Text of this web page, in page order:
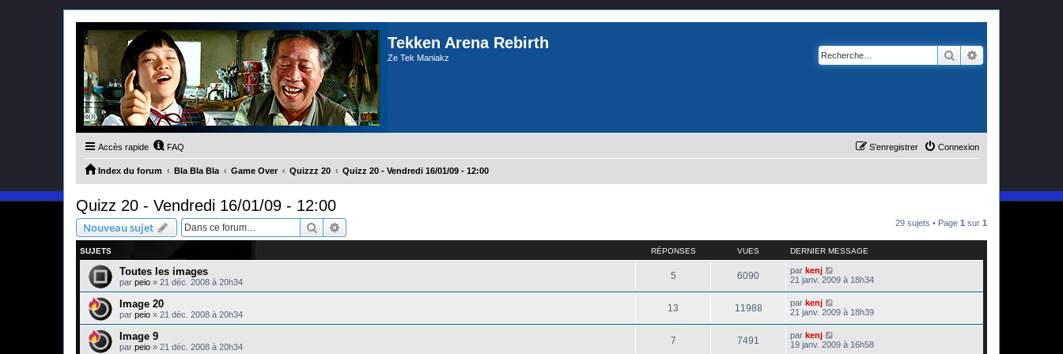
Tekken Arena Rebirth
Ze Tek Maniakz Rechercher
Accès rapide FAQ Connexion
S’enregistrer
Index du forum Bla Bla Bla Game Over Quizzz 20 Quizz 20 - Vendredi 16/01/09 - 12:00
Quizz 20 - Vendredi 16/01/09 - 12:00
Nouveau sujet Rechercher 29 sujets • Page 1 sur 1
SUJETS RÉPONSES VUES DERNIER MESSAGE
Toutes les images
par peio » 21 déc. 2008 à 20h34
5 6090 par kenj
21 janv. 2009 à 18h34
Image 20
par peio » 21 déc. 2008 à 20h34
13 11988 par kenj
21 janv. 2009 à 18h39
Image 9
par peio » 21 déc. 2008 à 20h34
7 7491 par kenj
19 janv. 2009 à 16h58